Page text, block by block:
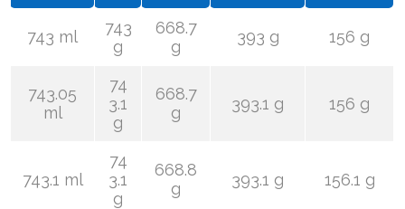
743 ml
743
g
668.7
g
393 g 156 g
743.05
ml
74
3.1
g
668.7
g
393.1 g 156 g
743.1 ml
74
3.1
g
668.8
g
393.1 g 156.1 g